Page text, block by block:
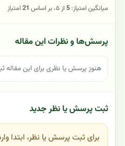
میانگین امتیاز: 5از ۵، بر اساس 21امتیاز
پرسش‌ها و نظرات این مقاله
هنوز پرسش یا نظری برای این
ثبت پرسش یا نظر جدید
برای ثبت پرسش یا نظر، ابتدا